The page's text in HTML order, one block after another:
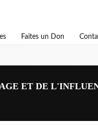
Faites un Don
ET DE